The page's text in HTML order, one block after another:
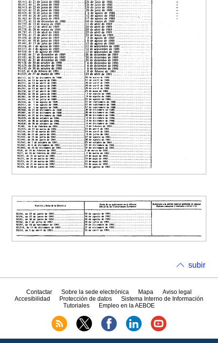
subir
Contactar Sobre la sede electrónica Mapa
Aviso legal
Accesibilidad
Protección de datos
Sistema Interno de Información
Tutoriales
Empleo en la AEBOE